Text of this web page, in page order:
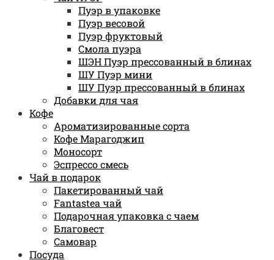
Пуэр в упаковке
Пуэр весовой
Пуэр фруктовый
Смола пуэра
ШЭН Пуэр прессованный в блинах
ШУ Пуэр мини
ШУ Пуэр прессованный в блинах
Добавки для чая
Кофе
Ароматизированные сорта
Кофе Марагоджип
Моносорт
Эспрессо смесь
Чай в подарок
Пакетированный чай
Fantastea чай
Подарочная упаковка с чаем
Благовест
Самовар
Посуда